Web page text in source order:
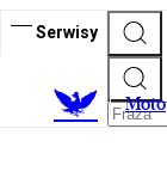
Serwisy
Moto